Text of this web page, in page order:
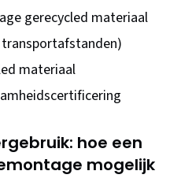
gerecycled materiaal
materiaal
hoe een
mogelijk